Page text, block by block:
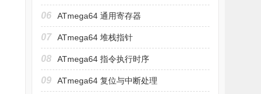
06 ATmega64 通用寄存器
07 ATmega64 堆栈指针
08 ATmega64 指令执行时序
09 ATmega64 复位与中断处理